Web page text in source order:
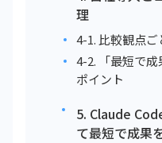
理
4-1. 比較観点ご
4-2. 「最短で
ポイント
5. Claude
て最短で成果